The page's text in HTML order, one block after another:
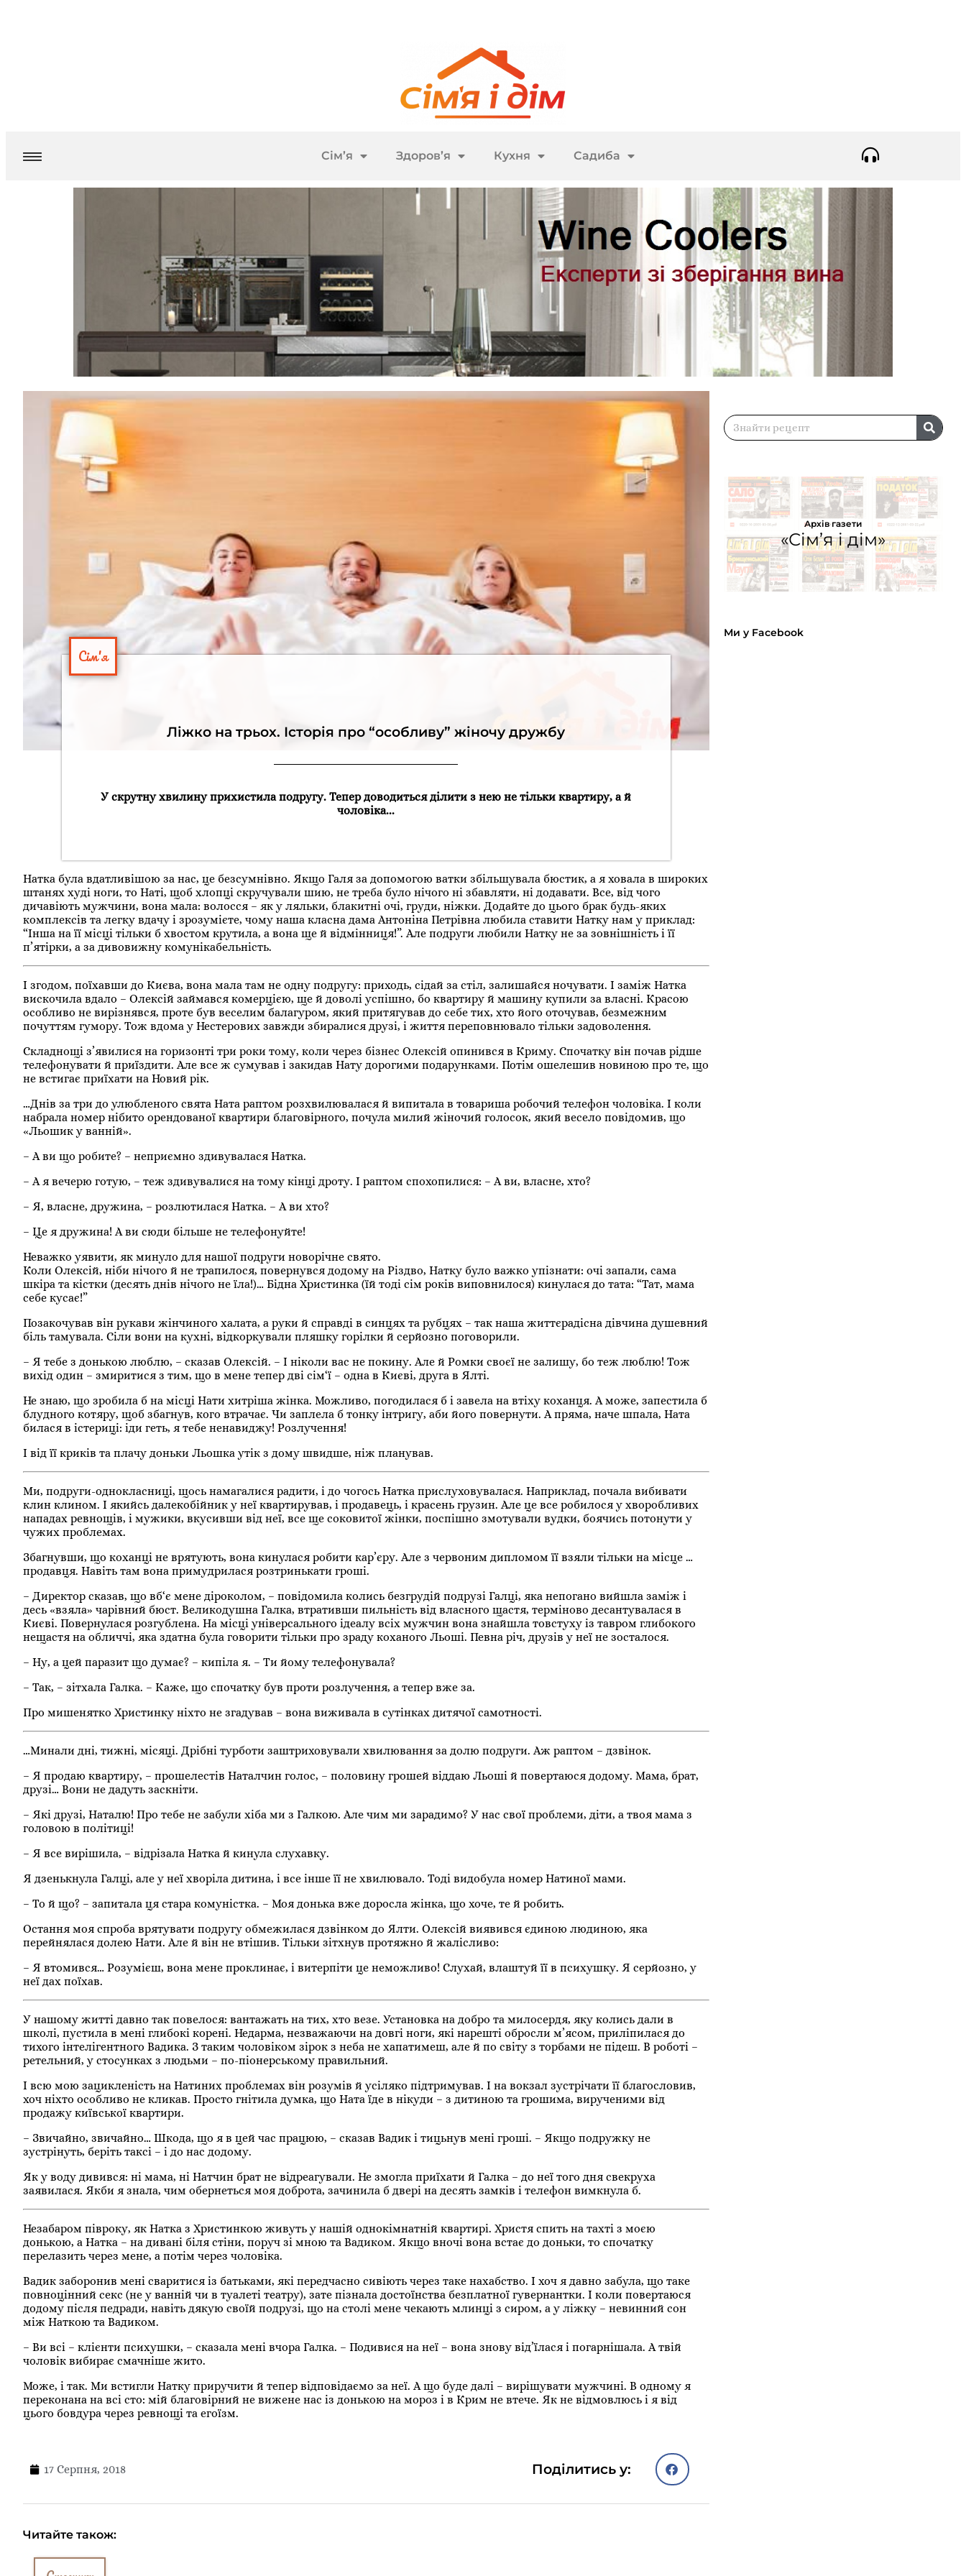
Сім’я Здоров’я Кухня Садиба
Сім'я
Ліжко на трьох. Історія про “особливу” жіночу дружбу
У скрутну хвилину прихистила подругу. Тепер доводиться ділити з нею не тільки квартиру, а й
чоловіка...
Натка була вдатливішою за нас, це безсумнівно. Якщо Галя за допомогою ватки збільшувала бюстик, а я ховала в широких
штанях худі ноги, то Наті, щоб хлопці скручували шию, не треба було нічого ні збавляти, ні додавати. Все, від чого
дичавіють мужчини, вона мала: волосся – як у ляльки, блакитні очі, груди, ніжки. Додайте до цього брак будь-яких
комплексів та легку вдачу і зрозумієте, чому наша класна дама Антоніна Петрівна любила ставити Натку нам у приклад:
“Інша на її місці тільки б хвостом крутила, а вона ще й відмінниця!”. Але подруги любили Натку не за зовнішність і її
п’ятірки, а за дивовижну комунікабельність.
І згодом, поїхавши до Києва, вона мала там не одну подругу: приходь, сідай за стіл, залишайся ночувати. І заміж Натка
вискочила вдало – Олексій займався комерцією, ще й доволі успішно, бо квартиру й машину купили за власні. Красою
особливо не вирізнявся, проте був веселим балагуром, який притягував до себе тих, хто його оточував, безмежним
почуттям гумору. Тож вдома у Нестерових завжди збиралися друзі, і життя переповнювало тільки задоволення.
Складнощі з’явилися на горизонті три роки тому, коли через бізнес Олексій опинився в Криму. Спочатку він почав рідше
телефонувати й приїздити. Але все ж сумував і закидав Нату дорогими подарунками. Потім ошелешив новиною про те, що
не встигає приїхати на Новий рік.
…Днів за три до улюбленого свята Ната раптом розхвилювалася й випитала в товариша робочий телефон чоловіка. І коли
набрала номер нібито орендованої квартири благовірного, почула милий жіночий голосок, який весело повідомив, що
«Льошик у ванній».
– А ви що робите? – неприємно здивувалася Натка.
– А я вечерю готую, – теж здивувалися на тому кінці дроту. І раптом спохопилися: – А ви, власне, хто?
– Я, власне, дружина, – розлютилася Натка. – А ви хто?
– Це я дружина! А ви сюди більше не телефонуйте!
Неважко уявити, як минуло для нашої подруги новорічне свято.
Коли Олексій, ніби нічого й не трапилося, повернувся додому на Різдво, Натку було важко упізнати: очі запали, сама
шкіра та кістки (десять днів нічого не їла!)… Бідна Христинка (їй тоді сім років виповнилося) кинулася до тата: “Тат, мама
себе кусає!”
Позакочував він рукави жінчиного халата, а руки й справді в синцях та рубцях – так наша життєрадісна дівчина душевний
біль тамувала. Сіли вони на кухні, відкоркували пляшку горілки й серйозно поговорили.
– Я тебе з донькою люблю, – сказав Олексій. – І ніколи вас не покину. Але й Ромки своєї не залишу, бо теж люблю! Тож
вихід один – змиритися з тим, що в мене тепер дві сім‘ї – одна в Києві, друга в Ялті.
Не знаю, що зробила б на місці Нати хитріша жінка. Можливо, погодилася б і завела на втіху коханця. А може, запестила б
блудного котяру, щоб збагнув, кого втрачає. Чи заплела б тонку інтригу, аби його повернути. А пряма, наче шпала, Ната
билася в істериці: іди геть, я тебе ненавиджу! Розлучення!
І від її криків та плачу доньки Льошка утік з дому швидше, ніж планував.
Ми, подруги-однокласниці, щось намагалися радити, і до чогось Натка прислуховувалася. Наприклад, почала вибивати
клин клином. І якийсь далекобійник у неї квартирував, і продавець, і красень грузин. Але це все робилося у хворобливих
нападах ревнощів, і мужики, вкусивши від неї, все ще соковитої жінки, поспішно змотували вудки, боячись потонути у
чужих проблемах.
Збагнувши, що коханці не врятують, вона кинулася робити кар’єру. Але з червоним дипломом її взяли тільки на місце …
продавця. Навіть там вона примудрилася розтринькати гроші.
– Директор сказав, що вб‘є мене діроколом, – повідомила колись безгрудій подрузі Галці, яка непогано вийшла заміж і
десь «взяла» чарівний бюст. Великодушна Галка, втративши пильність від власного щастя, терміново десантувалася в
Києві. Повернулася розгублена. На місці універсального ідеалу всіх мужчин вона знайшла товстуху із тавром глибокого
нещастя на обличчі, яка здатна була говорити тільки про зраду коханого Льоші. Певна річ, друзів у неї не зосталося.
– Ну, а цей паразит що думає? – кипіла я. – Ти йому телефонувала?
– Так, – зітхала Галка. – Каже, що спочатку був проти розлучення, а тепер вже за.
Про мишенятко Христинку ніхто не згадував – вона виживала в сутінках дитячої самотності.
…Минали дні, тижні, місяці. Дрібні турботи заштриховували хвилювання за долю подруги. Аж раптом – дзвінок.
– Я продаю квартиру, – прошелестів Наталчин голос, – половину грошей віддаю Льоші й повертаюся додому. Мама, брат,
друзі… Вони не дадуть заскніти.
– Які друзі, Наталю! Про тебе не забули хіба ми з Галкою. Але чим ми зарадимо? У нас свої проблеми, діти, а твоя мама з
головою в політиці!
– Я все вирішила, – відрізала Натка й кинула слухавку.
Я дзенькнула Галці, але у неї хворіла дитина, і все інше її не хвилювало. Тоді видобула номер Натиної мами.
– То й що? – запитала ця стара комуністка. – Моя донька вже доросла жінка, що хоче, те й робить.
Остання моя спроба врятувати подругу обмежилася дзвінком до Ялти. Олексій виявився єдиною людиною, яка
перейнялася долею Нати. Але й він не втішив. Тільки зітхнув протяжно й жалісливо:
– Я втомився… Розумієш, вона мене проклинає, і витерпіти це неможливо! Слухай, влаштуй її в психушку. Я серйозно, у
неї дах поїхав.
У нашому житті давно так повелося: вантажать на тих, хто везе. Установка на добро та милосердя, яку колись дали в
школі, пустила в мені глибокі корені. Недарма, незважаючи на довгі ноги, які нарешті обросли м’ясом, приліпилася до
тихого інтелігентного Вадика. З таким чоловіком зірок з неба не хапатимеш, але й по світу з торбами не підеш. В роботі –
ретельний, у стосунках з людьми – по-піонерському правильний.
І всю мою зацикленість на Натиних проблемах він розумів й усіляко підтримував. І на вокзал зустрічати її благословив,
хоч ніхто особливо не кликав. Просто гнітила думка, що Ната їде в нікуди – з дитиною та грошима, вирученими від
продажу київської квартири.
– Звичайно, звичайно… Шкода, що я в цей час працюю, – сказав Вадик і тицьнув мені гроші. – Якщо подружку не
зустрінуть, беріть таксі – і до нас додому.
Як у воду дивився: ні мама, ні Натчин брат не відреагували. Не змогла приїхати й Галка – до неї того дня свекруха
заявилася. Якби я знала, чим обернеться моя доброта, зачинила б двері на десять замків і телефон вимкнула б.
Незабаром півроку, як Натка з Христинкою живуть у нашій однокімнатній квартирі. Христя спить на тахті з моєю
донькою, а Натка – на дивані біля стіни, поруч зі мною та Вадиком. Якщо вночі вона встає до доньки, то спочатку
перелазить через мене, а потім через чоловіка.
Вадик заборонив мені сваритися із батьками, які передчасно сивіють через таке нахабство. І хоч я давно забула, що таке
повноцінний секс (не у ванній чи в туалеті театру), зате пізнала достоїнства безплатної гувернантки. І коли повертаюся
додому після педради, навіть дякую своїй подрузі, що на столі мене чекають млинці з сиром, а у ліжку – невинний сон
між Наткою та Вадиком.
– Ви всі – клієнти психушки, – сказала мені вчора Галка. – Подивися на неї – вона знову від’їлася і погарнішала. А твій
чоловік вибирає смачніше жито.
Може, і так. Ми встигли Натку приручити й тепер відповідаємо за неї. А що буде далі – вирішувати мужчині. В одному я
переконана на всі сто: мій благовірний не вижене нас із донькою на мороз і в Крим не втече. Як не відмовлюсь і я від
цього бовдура через ревнощі та егоїзм.
17 Серпня, 2018 Поділитись у:
Читайте також:
Архів газети
«Сім’я і дім»
Ми у Facebook